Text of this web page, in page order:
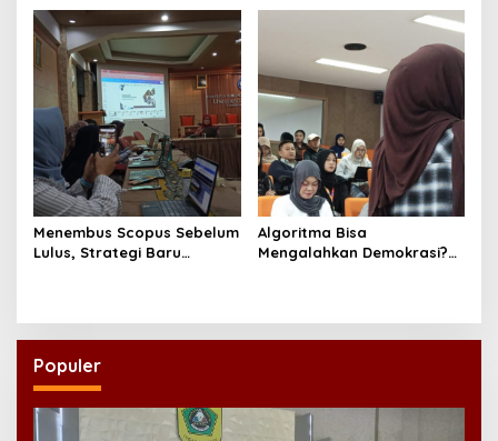
Jadi Doktor di UNAIR
Menembus Scopus Sebelum
Lulus, Strategi Baru
Algoritma Bisa
Mengalahkan Demokrasi?
Populer